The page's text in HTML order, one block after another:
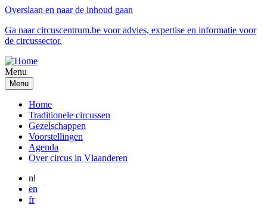
Overslaan en naar de inhoud gaan
Ga naar circuscentrum.be voor advies, expertise en informatie voor
de circussector.
Menu
Menu
Home
Traditionele circussen
Gezelschappen
Voorstellingen
Agenda
Over circus in Vlaanderen
nl
en
fr